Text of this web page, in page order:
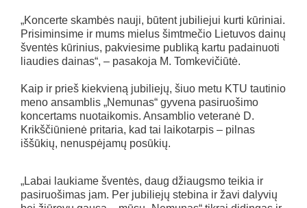
„Koncerte skambės nauji, būtent jubiliejui kurti kūriniai.
Prisiminsime ir mums mielus šimtmečio Lietuvos dainų
šventės kūrinius, pakviesime publiką kartu padainuoti
liaudies dainas“, – pasakoja M. Tomkevičiūtė.
Kaip ir prieš kiekvieną jubiliejų, šiuo metu KTU tautinio
meno ansamblis „Nemunas“ gyvena pasiruošimo
koncertams nuotaikomis. Ansamblio veteranė D.
Krikščiūnienė pritaria, kad tai laikotarpis – pilnas
iššūkių, nenuspėjamų posūkių.
„Labai laukiame šventės, daug džiaugsmo teikia ir
pasiruošimas jam. Per jubiliejų stebina ir žavi dalyvių